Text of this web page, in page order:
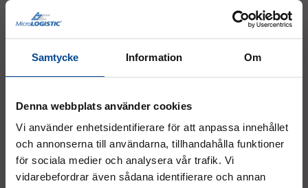
Samtycke Information Om
Denna webbplats använder cookies
Vi använder enhetsidentifierare för att anpassa innehållet
och annonserna till användarna, tillhandahålla funktioner
för sociala medier och analysera vår trafik. Vi
vidarebefordrar även sådana identifierare och annan
Plattformsvagn med
draghandtag och
sidoväggar, 700 kg,
antracit
Finns i två storlekar
Plattformsvagn med
draghandtag, 700 kg,
antracit
Finns i två storlekar